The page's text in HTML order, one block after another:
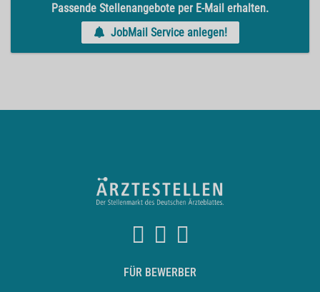
Passende Stellenangebote per E-Mail erhalten.
JobMail Service anlegen!
FÜR BEWERBER